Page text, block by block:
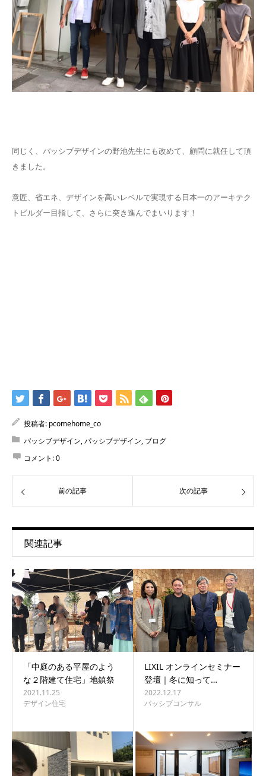
同じく、パッシブデザインの野池先生にも改めて、顧問に就任して頂
きました。
意匠、省エネ、デザインを高いレベルで実現する日本一のアーキテク
トビルダー目指して、さらに突き進んでまいります！
投稿者: pcomehome_co
パッシブデザイン,パッシブデザイン, ブログ
コメント:0
前の記事 次の記事
関連記事
「中庭のある平屋のよう
な２階建て住宅」地鎮祭
2021.11.25
デザイン住宅
LIXIL オンラインセミナー
登壇｜冬に知って…
2022.12.17
パッシブコンサル